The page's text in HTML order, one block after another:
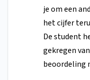
je om een
het cijfer
De student
gekregen
beoordeling